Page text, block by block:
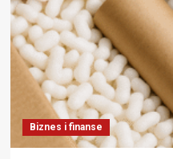
Biznes i finanse